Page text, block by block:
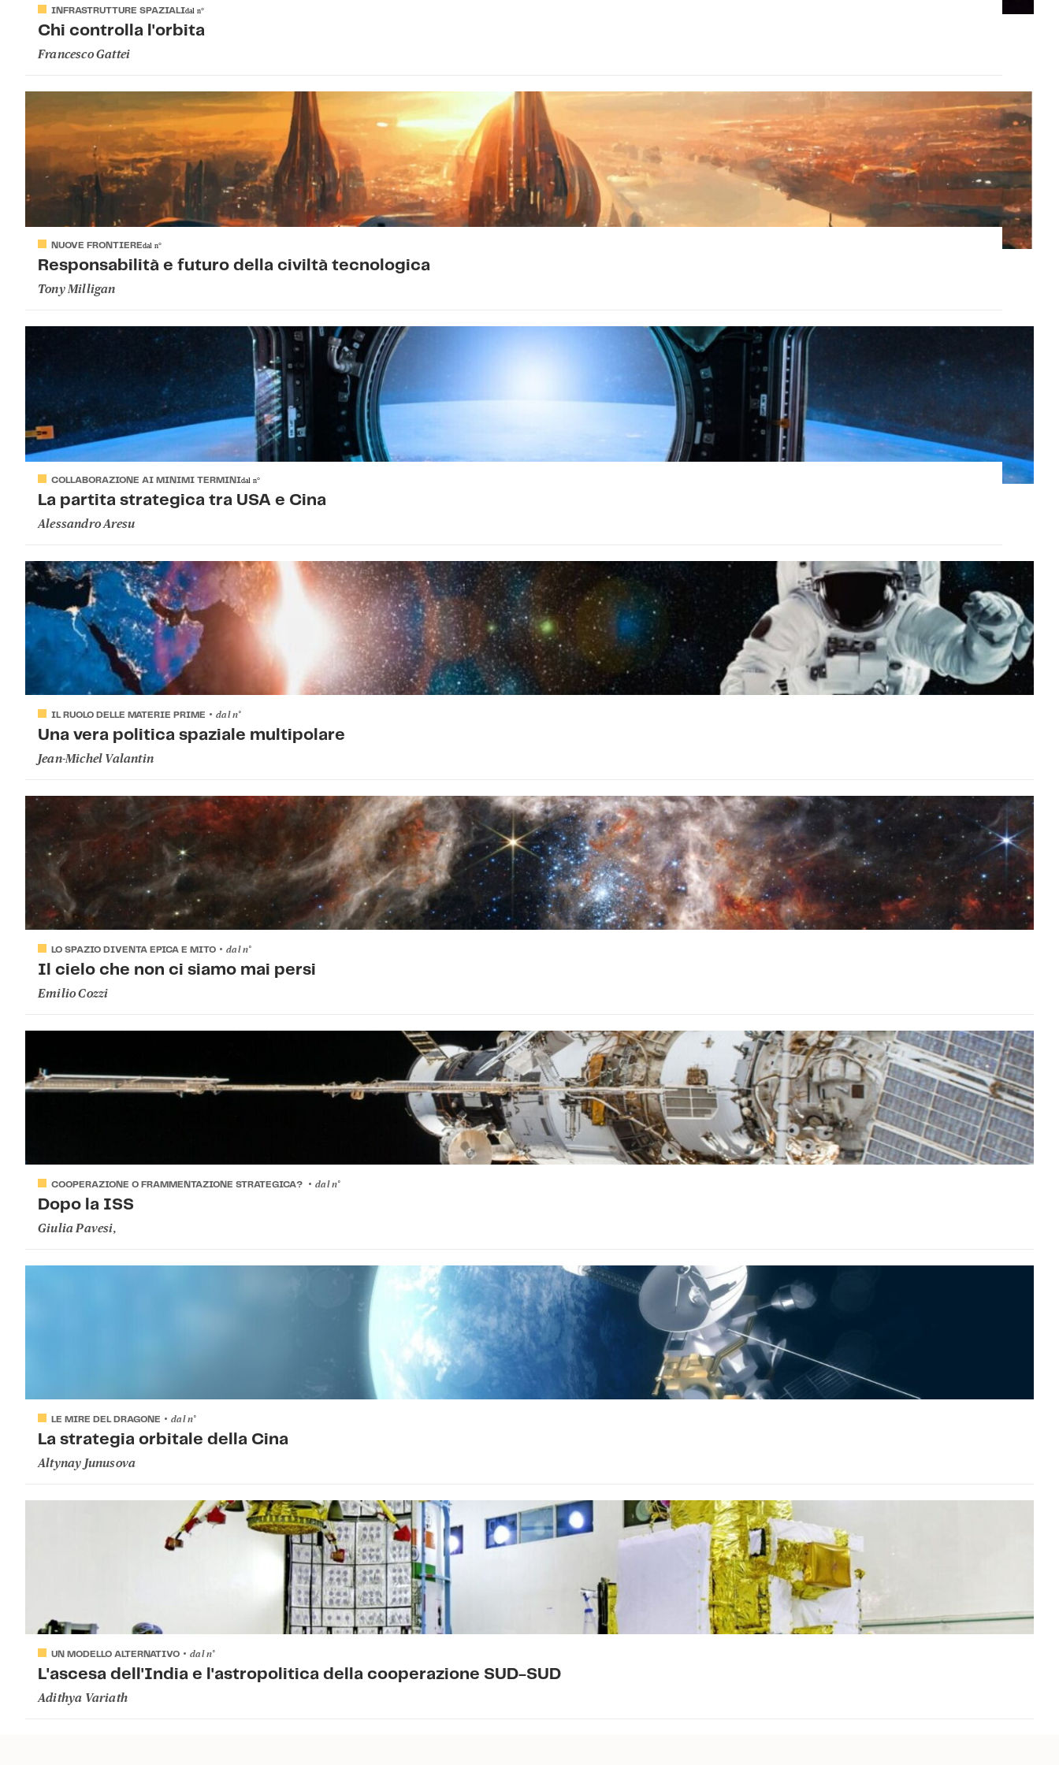
INFRASTRUTTURE SPAZIALIdal n°
Chi controlla l'orbita
Francesco Gattei
NUOVE FRONTIEREdal n°
Responsabilità e futuro della civiltà tecnologica
Tony Milligan
COLLABORAZIONE AI MINIMI TERMINIdal n°
La partita strategica tra USA e Cina
Alessandro Aresu
IL RUOLO DELLE MATERIE PRIME daln°
Una vera politica spaziale multipolare
Jean-Michel Valantin
LO SPAZIO DIVENTA EPICA E MITO daln°
Il cielo che non ci siamo mai persi
Emilio Cozzi
COOPERAZIONE O FRAMMENTAZIONE STRATEGICA? daln°
Dopo la ISS
Giulia Pavesi,
LE MIRE DEL DRAGONE daln°
La strategia orbitale della Cina
Altynay Junusova
UN MODELLO ALTERNATIVO daln°
L'ascesa dell'India e l'astropolitica della cooperazione SUD-SUD
Adithya Variath